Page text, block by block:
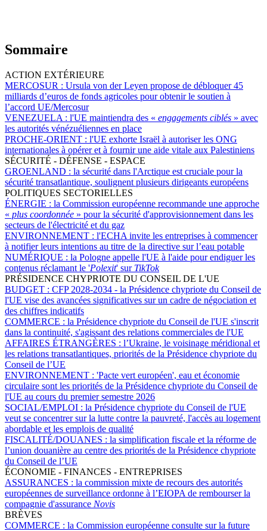
Sommaire
ACTION EXTÉRIEURE
MERCOSUR : Ursula von der Leyen propose de débloquer 45
milliards d’euros de fonds agricoles pour obtenir le soutien à
l’accord UE/Mercosur
VENEZUELA : l'UE maintiendra des « engagements ciblés » avec
les autorités vénézuéliennes en place
PROCHE-ORIENT : l'UE exhorte Israël à autoriser les ONG
internationales à opérer et à fournir une aide vitale aux Palestiniens
SÉCURITÉ - DÉFENSE - ESPACE
GROENLAND : la sécurité dans l'Arctique est cruciale pour la
sécurité transatlantique, soulignent plusieurs dirigeants européens
POLITIQUES SECTORIELLES
ÉNERGIE : la Commission européenne recommande une approche
« plus coordonnée » pour la sécurité d'approvisionnement dans les
secteurs de l'électricité et du gaz
ENVIRONNEMENT : l'ECHA invite les entreprises à commencer
à notifier leurs intentions au titre de la directive sur l’eau potable
NUMÉRIQUE : la Pologne appelle l'UE à l'aide pour endiguer les
contenus réclamant le 'Polexit' sur TikTok
PRÉSIDENCE CHYPRIOTE DU CONSEIL DE L'UE
BUDGET : CFP 2028-2034 - la Présidence chypriote du Conseil de
l'UE vise des avancées significatives sur un cadre de négociation et
des chiffres indicatifs
COMMERCE : la Présidence chypriote du Conseil de l'UE s'inscrit
dans la continuité, s'agissant des relations commerciales de l'UE
AFFAIRES ÉTRANGÈRES : l’Ukraine, le voisinage méridional et
les relations transatlantiques, priorités de la Présidence chypriote du
Conseil de l’UE
ENVIRONNEMENT : 'Pacte vert européen', eau et économie
circulaire sont les priorités de la Présidence chypriote du Conseil de
l'UE au cours du premier semestre 2026
SOCIAL/EMPLOI : la Présidence chypriote du Conseil de l'UE
veut se concentrer sur la lutte contre la pauvreté, l'accès au logement
abordable et les emplois de qualité
FISCALITÉ/DOUANES : la simplification fiscale et la réforme de
l’union douanière au centre des priorités de la Présidence chypriote
du Conseil de l’UE
ÉCONOMIE - FINANCES - ENTREPRISES
ASSURANCES : la commission mixte de recours des autorités
européennes de surveillance ordonne à l’EIOPA de rembourser la
compagnie d'assurance Novis
BRÈVES
COMMERCE : la Commission européenne consulte sur la future